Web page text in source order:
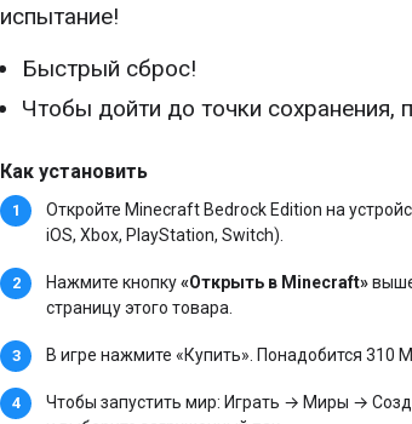
испытание!
Быстрый сброс!
Чтобы дойти до точки сохранения,
Как установить
Откройте Minecraft Bedrock Edition на
iOS, Xbox, PlayStation, Switch).
Нажмите кнопку«Открыть в Minecraft»
страницу этого товара.
В игре нажмите «Купить». Понадобится 310
Чтобы запустить мир: Играть → Миры →